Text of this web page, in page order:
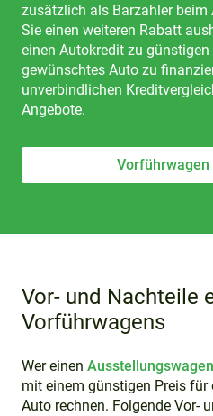
zusätzlich als Barzahler beim
Sie einen weiteren Rabatt
einen Autokredit zu
gewünschtes Auto zu
unverbindlichen
Angebote.
Vor- und Nachteile
Vorführwagens
Wer einen
mit einem günstigen Preis für
Auto rechnen. Folgende Vor-